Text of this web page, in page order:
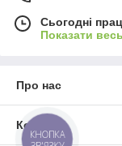
Сьогодні
Показати
Про нас
Контакти
КНОПКА